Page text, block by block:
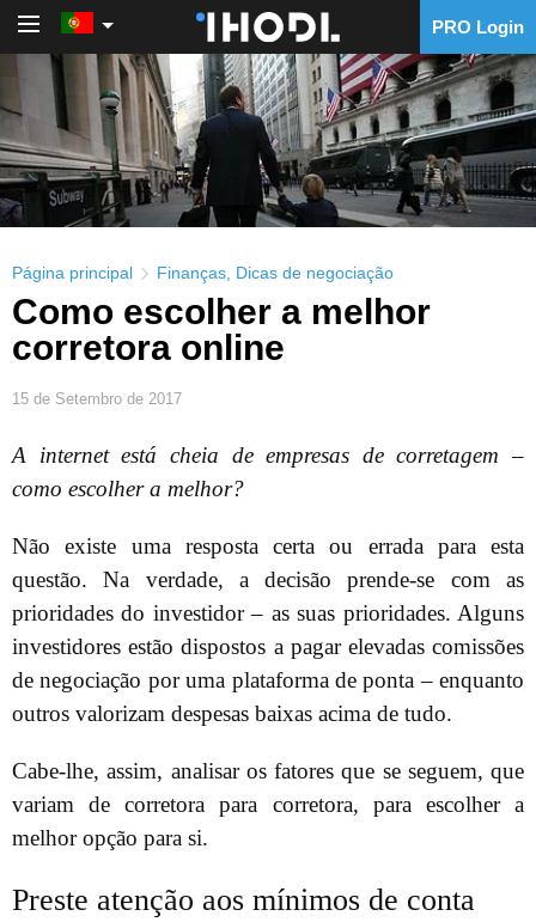
PRO Login
Página principal Finanças Dicas de negociação
Como escolher a melhor
corretora online
15 de Setembro de 2017
A internet está cheia de empresas de corretagem –
como escolher a melhor?
Não existe uma resposta certa ou errada para esta
questão. Na verdade, a decisão prende-se com as
prioridades do investidor – as suas prioridades. Alguns
investidores estão dispostos a pagar elevadas comissões
de negociação por uma plataforma de ponta – enquanto
outros valorizam despesas baixas acima de tudo.
Cabe-lhe, assim, analisar os fatores que se seguem, que
variam de corretora para corretora, para escolher a
melhor opção para si.
Preste atenção aos mínimos de conta